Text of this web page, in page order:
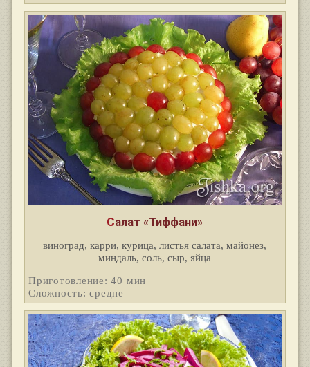
Салат «Тиффани»
виноград, карри, курица, листья салата, майонез,
миндаль, соль, сыр, яйца
Приготовление: 40 мин
Сложность: средне